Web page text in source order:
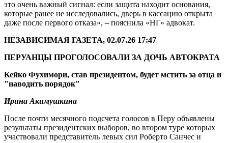
это очень важный сигнал: если защита находит основания,
которые ранее не исследовались, дверь в кассацию открыта
даже после первого отказа», – пояснила «НГ» адвокат.
НЕЗАВИСИМАЯ ГАЗЕТА, 02.07.26 17:47
ПЕРУАНЦЫ ПРОГОЛОСОВАЛИ ЗА ДОЧЬ АВТОКРАТА
Кейко Фухимори, став президентом, будет мстить за отца и
"наводить порядок"
Ирина Акимушкина
После почти месячного подсчета голосов в Перу объявлены
результаты президентских выборов, во втором туре которых
участвовали представитель левых сил Роберто Санчес и